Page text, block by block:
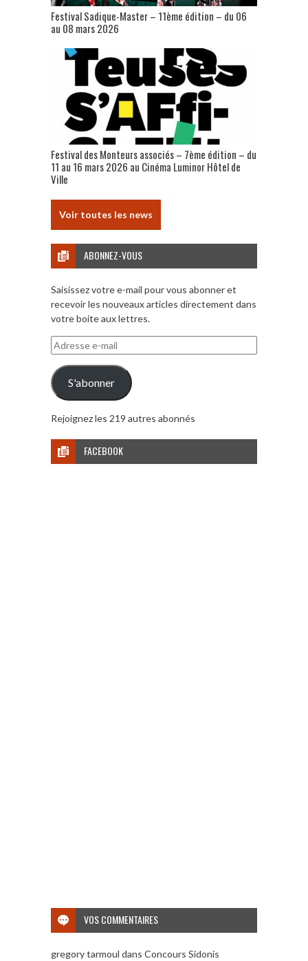
Festival Sadique-Master – 11ème édition – du 06
au 08 mars 2026
Festival des Monteurs associés – 7ème édition – du
11 au 16 mars 2026 au Cinéma Luminor Hôtel de
Ville
Voir toutes les news
ABONNEZ-VOUS
Saisissez votre e-mail pour vous abonner et
recevoir les nouveaux articles directement dans
votre boite aux lettres.
Adresse
e-
mail
S'abonner
Rejoignez les 219 autres abonnés
FACEBOOK
VOS COMMENTAIRES
gregory tarmoul dans Concours Sidonis